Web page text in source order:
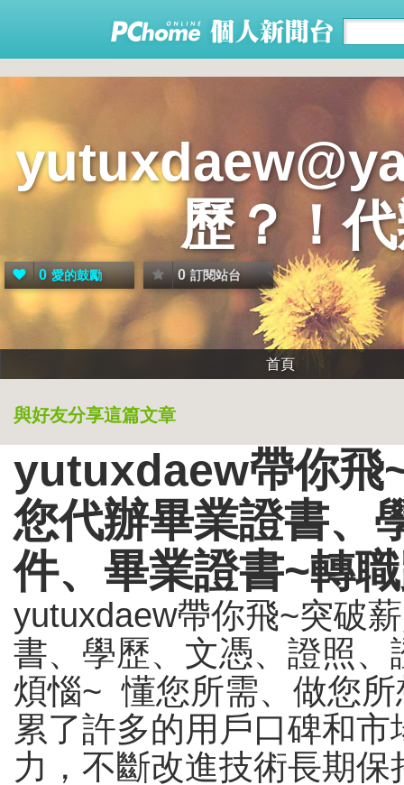
歷？！
0 愛的鼓勵 0 訂閱站台
首頁
與好友分享這篇文章
yutuxdaew帶你飛
您代辦畢業證書、
件、畢業證書~轉
yutuxdaew帶你飛~突破
書、學歷、文憑、證照
煩惱~ 懂您所需、做您
累了許多的用戶口碑和
力，不斷改進技術長期